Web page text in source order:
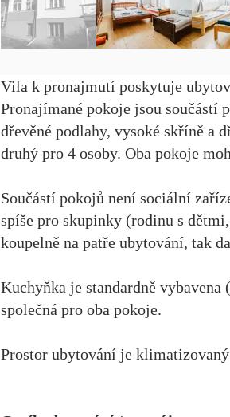
Vila k pronajmutí poskytuje
Pronajímané pokoje jsou součástí
dřevěné podlahy, vysoké skříně a
druhý pro 4 osoby. Oba pokoje
Součástí pokojů není sociální
spíše pro skupinky (rodinu s
koupelně na patře ubytování, tak
Kuchyňka je standardně
společná pro oba pokoje.
Prostor ubytování je